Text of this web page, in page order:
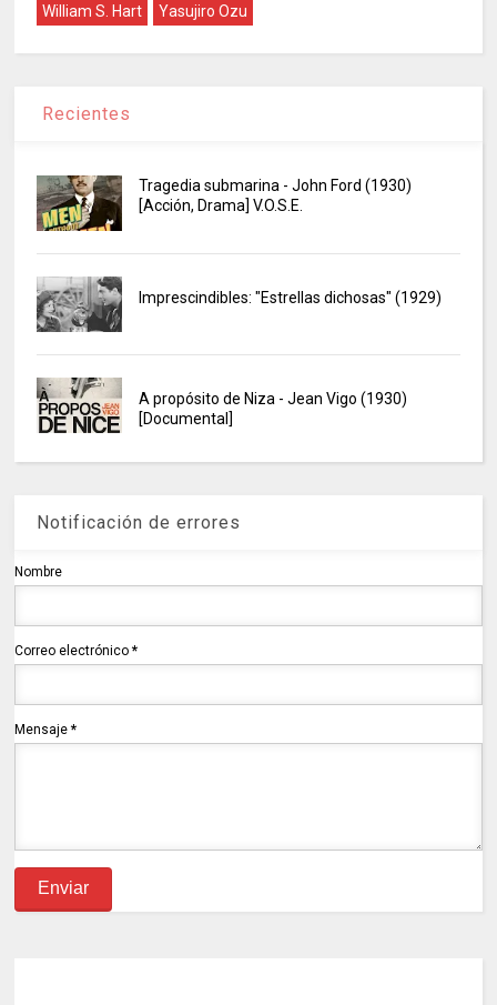
William S. Hart
Yasujiro Ozu
Recientes
Tragedia submarina - John Ford (1930)
[Acción, Drama] V.O.S.E.
Imprescindibles: "Estrellas dichosas" (1929)
A propósito de Niza - Jean Vigo (1930)
[Documental]
Notificación de errores
Nombre
Correo electrónico*
Mensaje*